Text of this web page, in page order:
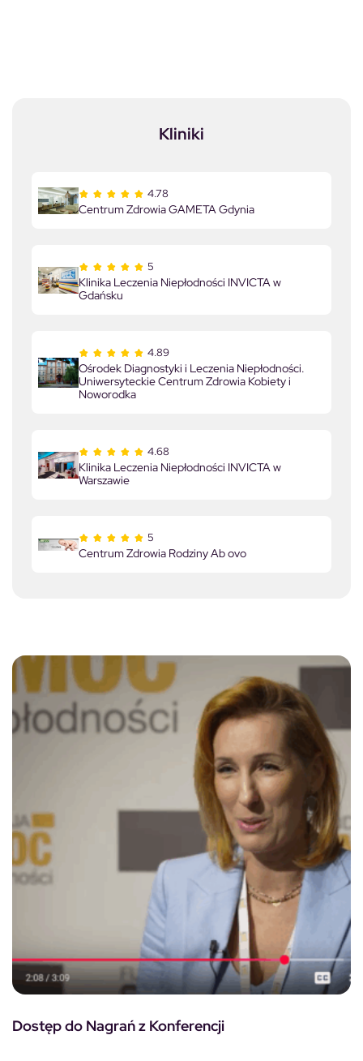
Kliniki
4.78
Centrum Zdrowia GAMETA Gdynia
5
Klinika Leczenia Niepłodności INVICTA w
Gdańsku
4.89
Ośrodek Diagnostyki i Leczenia Niepłodności.
Uniwersyteckie Centrum Zdrowia Kobiety i
Noworodka
4.68
Klinika Leczenia Niepłodności INVICTA w
Warszawie
5
Centrum Zdrowia Rodziny Ab ovo
Dostęp do Nagrań z Konferencji